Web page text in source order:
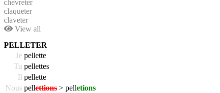
chevreter
claqueter
claveter
View all
PELLETER
Je pellette
Tu pellettes
Il pellette
Nous pellettions > pelletions